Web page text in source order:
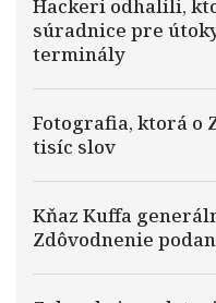
Hackeri odhalili,
súradnice pre
terminály
Fotografia, ktorá o
tisíc slov
Kňaz Kuffa
Zdôvodnenie